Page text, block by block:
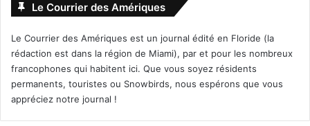
Le Courrier des Amériques
Le Courrier des Amériques est un journal édité en Floride (la
rédaction est dans la région de Miami), par et pour les nombreux
francophones qui habitent ici. Que vous soyez résidents
permanents, touristes ou Snowbirds, nous espérons que vous
appréciez notre journal !